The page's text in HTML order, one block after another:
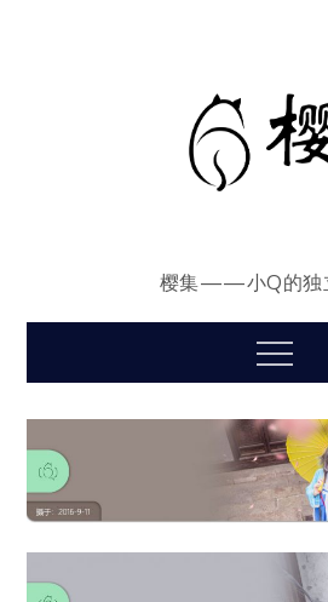
樱集——小Q的独
Menu
摄影宅
春来发几
2017 年 6 月 17 日
摄影宅
又香又好吃的汤